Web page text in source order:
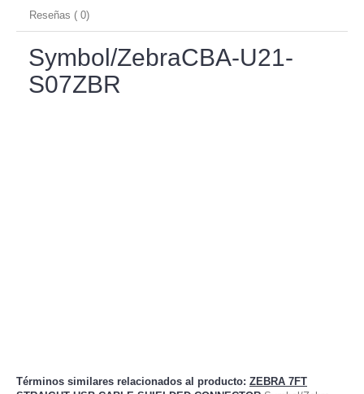
Reseñas ( 0)
Symbol/ZebraCBA-U21-
S07ZBR
Términos similares relacionados al producto: ZEBRA 7FT